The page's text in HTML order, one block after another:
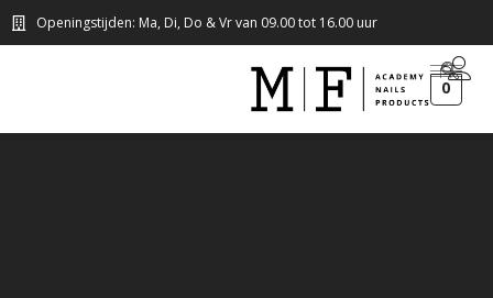
Openingstijden: Ma, Di, Do & Vr van 09.00 tot 16.00 uur
0